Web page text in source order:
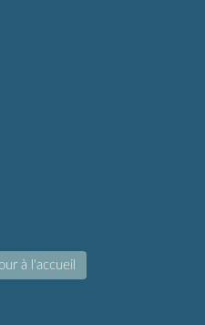
à l'accueil